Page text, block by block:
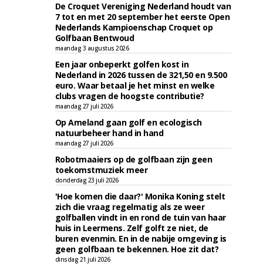
De Croquet Vereniging Nederland houdt van
7 tot en met 20 september het eerste Open
Nederlands Kampioenschap Croquet op
Golfbaan Bentwoud
maandag 3 augustus 2026
Een jaar onbeperkt golfen kost in
Nederland in 2026 tussen de 321,50 en 9.500
euro. Waar betaal je het minst en welke
clubs vragen de hoogste contributie?
maandag 27 juli 2026
Op Ameland gaan golf en ecologisch
natuurbeheer hand in hand
maandag 27 juli 2026
Robotmaaiers op de golfbaan zijn geen
toekomstmuziek meer
donderdag 23 juli 2026
'Hoe komen die daar?' Monika Koning stelt
zich die vraag regelmatig als ze weer
golfballen vindt in en rond de tuin van haar
huis in Leermens. Zelf golft ze niet, de
buren evenmin. En in de nabije omgeving is
geen golfbaan te bekennen. Hoe zit dat?
dinsdag 21 juli 2026